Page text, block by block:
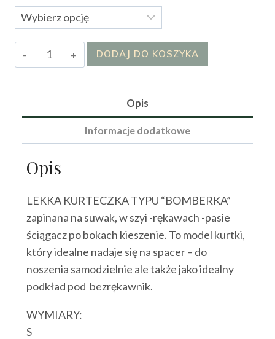
ilość
Bomberka
DODAJ DO KOSZYKA
Opis
Informacje dodatkowe
Opis
LEKKA KURTECZKA TYPU “BOMBERKA”
zapinana na suwak, w szyi -rękawach -pasie
ściągacz po bokach kieszenie. To model kurtki,
który idealne nadaje się na spacer – do
noszenia samodzielnie ale także jako idealny
podkład pod bezrękawnik.
WYMIARY:
S